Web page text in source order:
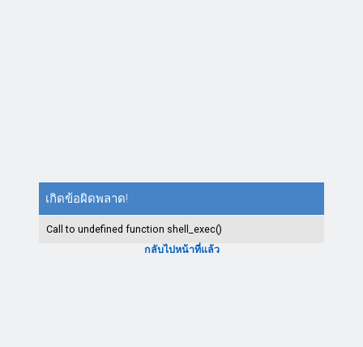
เกิดข้อผิดพลาด!
Call to undefined function shell_exec()
กลับไปหน้าที่แล้ว